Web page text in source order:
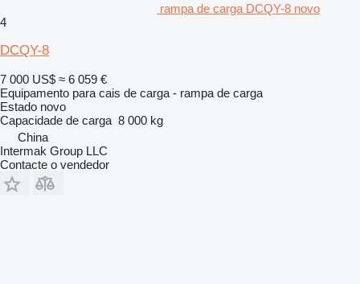
rampa de carga DCQY-8 novo
4
DCQY-8
7 000 US$ ≈ 6 059 €
Equipamento para cais de carga - rampa de carga
Estado novo
Capacidade de carga 8 000 kg
China
Intermak Group LLC
Contacte o vendedor